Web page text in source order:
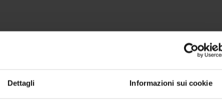
Dettagli Informazioni sui cookie